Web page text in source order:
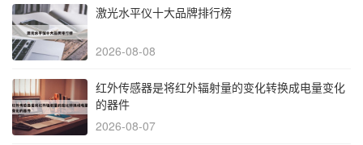
激光水平仪十大品牌排行榜
2026-08-08
红外传感器是将红外辐射量的变化转换成电量变化
的器件
2026-08-07